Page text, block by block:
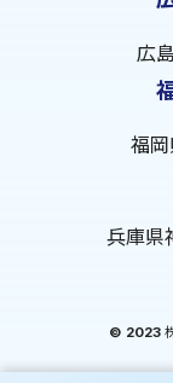
広
福
兵庫県
© 2023